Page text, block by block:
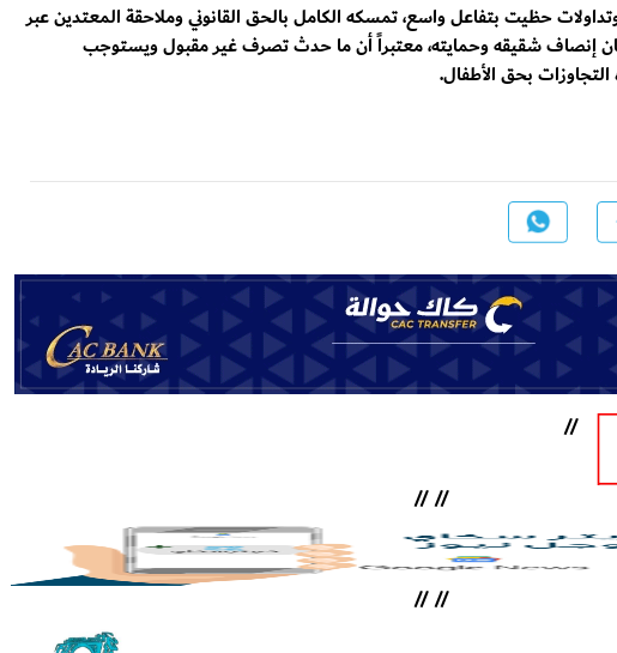
حظيت بتفاعل واسع، تمسكه الكامل بالحق القانوني وملاحقة المعتدين عبر
إنصاف شقيقه وحمايته، معتبراً أن ما حدث تصرف غير مقبول ويستوجب
بحق الأطفال.
//
//
//
//
//